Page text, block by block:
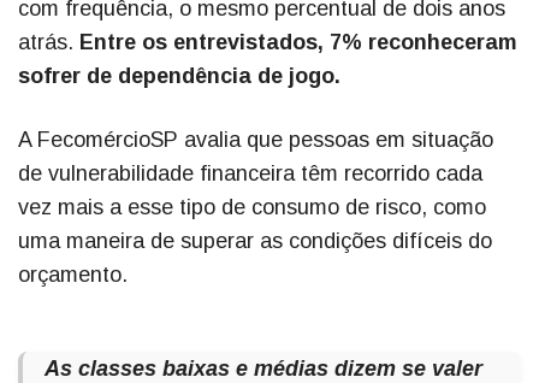
com frequência, o mesmo percentual de dois anos
atrás. Entre os entrevistados, 7% reconheceram
sofrer de dependência de jogo.
A FecomércioSP avalia que pessoas em situação
de vulnerabilidade financeira têm recorrido cada
vez mais a esse tipo de consumo de risco, como
uma maneira de superar as condições difíceis do
orçamento.
As classes baixas e médias dizem se valer